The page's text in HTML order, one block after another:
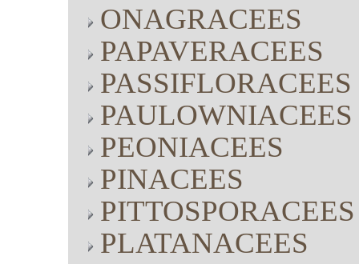
ONAGRACEES
PAPAVERACEES
PASSIFLORACEES
PAULOWNIACEES
PEONIACEES
PINACEES
PITTOSPORACEES
PLATANACEES